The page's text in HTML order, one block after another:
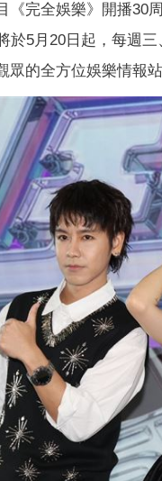
《完全娛樂》開播30
於5月20日起，每週
眾的全方位娛樂情報